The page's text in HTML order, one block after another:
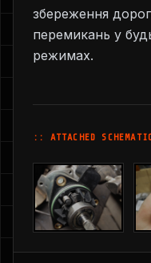
збереження
перемикань у
режимах.
:: ATTACHED